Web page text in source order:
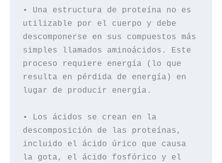
• Una estructura de proteína no es
utilizable por el cuerpo y debe
descomponerse en sus compuestos más
simples llamados aminoácidos. Este
proceso requiere energía (lo que
resulta en pérdida de energía) en
lugar de producir energía.
• Los ácidos se crean en la
descomposición de las proteínas,
incluido el ácido úrico que causa
la gota, el ácido fosfórico y el